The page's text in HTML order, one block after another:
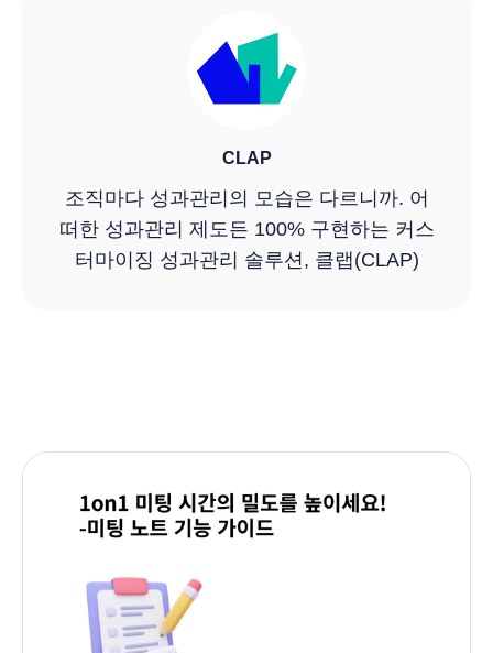
CLAP
조직마다 성과관리의 모습은 다르니까. 어
떠한 성과관리 제도든 100% 구현하는 커스
터마이징 성과관리 솔루션, 클랩(CLAP)